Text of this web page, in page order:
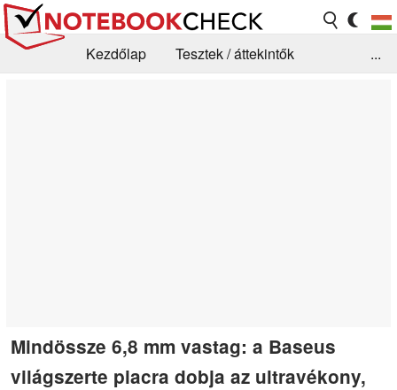
Kezdőlap
Tesztek / áttekintők
...
Mindössze 6,8 mm vastag: a Baseus
világszerte piacra dobja az ultravékony,